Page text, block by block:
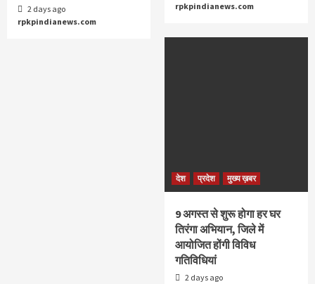
2 days ago
rpkpindianews.com
rpkpindianews.com
देश प्रदेश मुख्य ख़बर
9 अगस्‍त से शुरू होगा हर घर
तिरंगा अभियान, जिले में
आयोजित होंगी विविध
गतिविधियां
2 days ago